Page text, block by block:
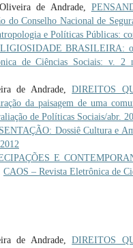
de Andrade,
do Conselho Nacional de
e Políticas Públicas:
BRASILEIRA: o
de Ciências Sociais: v. 2
de Andrade,DIREITOS
da paisagem de uma
de Políticas Sociais/abr.
Dossiê Cultura e
E
CAOS – Revista Eletrônica de
de Andrade,DIREITOS